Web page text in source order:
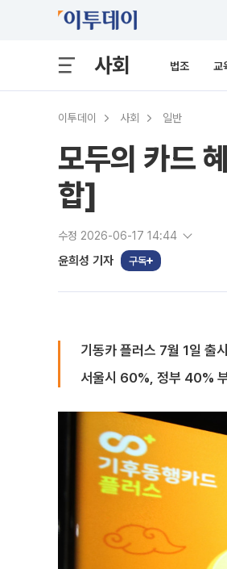
사회 법조 교
이투데이 사회 일반
모두의 카드
합]
수정 2026-06-17 14:44
윤희성 기자 구독
기동카 플러스 7월 1일 출
서울시 60%, 정부 40%